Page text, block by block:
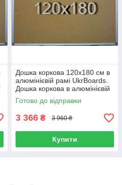
Дошка коркова 120х180 см в
алюмінієвій рамі UkrBoards.
Дошка коркова в алюмінієвій
рамі
Готово до відправки
3 366 ₴ 3 960 ₴
Купити